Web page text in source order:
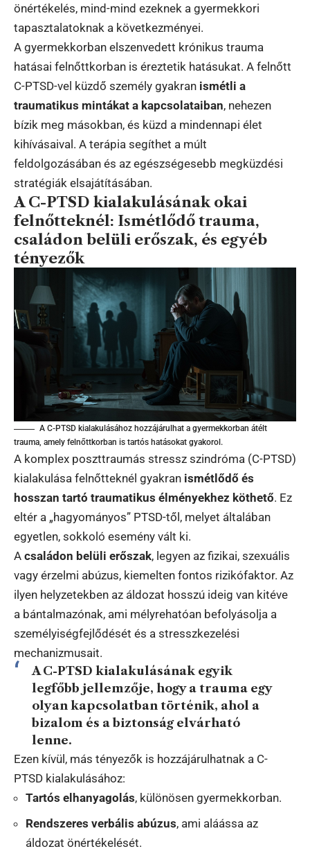
önértékelés, mind-mind ezeknek a gyermekkori
tapasztalatoknak a következményei.
A gyermekkorban elszenvedett krónikus trauma
hatásai felnőttkorban is éreztetik hatásukat. A felnőtt
C-PTSD-vel küzdő személy gyakran ismétli a
traumatikus mintákat a kapcsolataiban, nehezen
bízik meg másokban, és küzd a mindennapi élet
kihívásaival. A terápia segíthet a múlt
feldolgozásában és az egészségesebb megküzdési
stratégiák elsajátításában.
A C-PTSD kialakulásának okai
felnőtteknél: Ismétlődő trauma,
családon belüli erőszak, és egyéb
tényezők
A C-PTSD kialakulásához hozzájárulhat a gyermekkorban átélt
trauma, amely felnőttkorban is tartós hatásokat gyakorol.
A komplex poszttraumás stressz szindróma (C-PTSD)
kialakulása felnőtteknél gyakran ismétlődő és
hosszan tartó traumatikus élményekhez köthető. Ez
eltér a „hagyományos” PTSD-től, melyet általában
egyetlen, sokkoló esemény vált ki.
A családon belüli erőszak, legyen az fizikai, szexuális
vagy érzelmi abúzus, kiemelten fontos rizikófaktor. Az
ilyen helyzetekben az áldozat hosszú ideig van kitéve
a bántalmazónak, ami mélyrehatóan befolyásolja a
személyiségfejlődését és a stresszkezelési
mechanizmusait.
A C-PTSD kialakulásának egyik
legfőbb jellemzője, hogy a trauma egy
olyan kapcsolatban történik, ahol a
bizalom és a biztonság elvárható
lenne.
Ezen kívül, más tényezők is hozzájárulhatnak a C-
PTSD kialakulásához:
Tartós elhanyagolás, különösen gyermekkorban.
Rendszeres verbális abúzus, ami aláássa az
áldozat önértékelését.